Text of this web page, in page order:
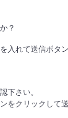
？
入れて送信ボタ
下さい。
をクリックして